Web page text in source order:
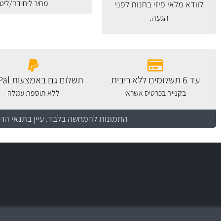
לוודא מלאי פיזי בחנות לפני
הגעה.
מחיר ליחידה/
עד 6 תשלומים ללא ריבית
בקנייה בכרטיס אשראי
תשלום גם באמצעות PayPal
ללא תוספת עמלה
התמונות להמחשה בלבד. עיין בתנאי
משלוח מהיר יותר מ- 500 מסנני שמן, אוויר, דלק וקבינה